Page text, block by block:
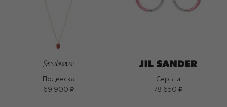
Подвеска
69 900 ₽
Серьги
78 650 ₽